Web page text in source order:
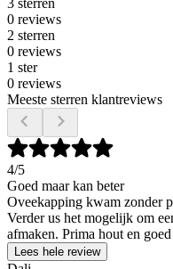
3 sterren
0 reviews
2 sterren
0 reviews
1 ster
0 reviews
Meeste sterren klantreviews
4/5
Goed maar kan beter
Oveekapping kwam zonder
Verder us het mogelijk om
afmaken. Prima hout en
Lees hele review